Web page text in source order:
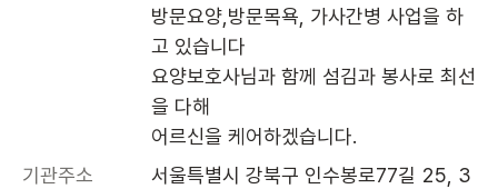
방문요양,방문목욕, 가사간병 사업을 하
고 있습니다
요양보호사님과 함께 섬김과 봉사로 최선
을 다해
기관주소
서울특별시 강북구 인수봉로77길 25, 3